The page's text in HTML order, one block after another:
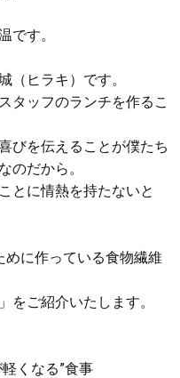
です。
（ヒラキ）です。
タッフのランチを作るこ
びを伝えることが僕たち
のだから。
とに情熱を持たないと
に作っている食物繊維
をご紹介いたします。
くなる”食事